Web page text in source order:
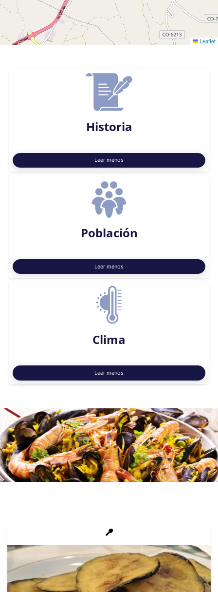
Leaflet
Historia
Leer menos
Población
Leer menos
Clima
Leer menos